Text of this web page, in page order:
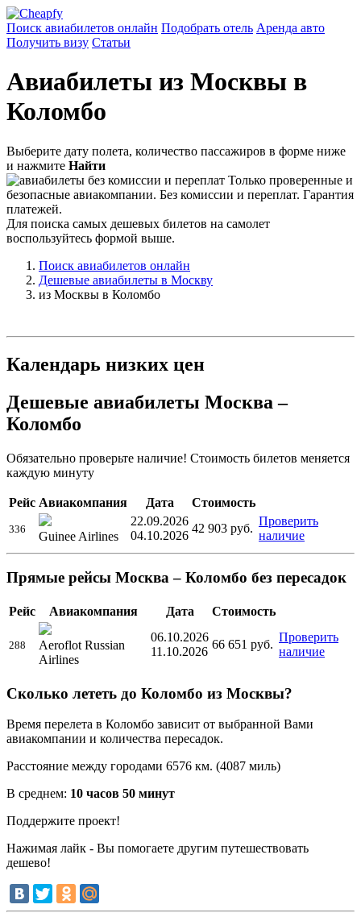
Поиск авиабилетов онлайн Подобрать отель Аренда авто
Получить визу Статьи
Авиабилеты из Москвы в
Коломбо
Выберите дату полета, количество пассажиров в форме ниже
и нажмите Найти
Только проверенные и
безопасные авиакомпании. Без комиссии и переплат. Гарантия
платежей.
Для поиска самых дешевых билетов на самолет
воспользуйтесь формой выше.
Поиск авиабилетов онлайн
Дешевые авиабилеты в Москву
из Москвы в Коломбо
Календарь низких цен
Дешевые авиабилеты Москва –
Коломбо
Обязательно проверьте наличие! Стоимость билетов меняется
каждую минуту
Рейс Авиакомпания Дата Стоимость
336
Guinee Airlines
22.09.2026
04.10.2026
42 903 руб.
Проверить
наличие
Прямые рейсы Москва – Коломбо без пересадок
Рейс Авиакомпания Дата Стоимость
288
Aeroflot Russian
Airlines
06.10.2026
11.10.2026
66 651 руб.
Проверить
наличие
Сколько лететь до Коломбо из Москвы?
Время перелета в Коломбо зависит от выбранной Вами
авиакомпании и количества пересадок.
Расстояние между городами 6576 км. (4087 миль)
В среднем: 10 часов 50 минут
Поддержите проект!
Нажимая лайк - Вы помогаете другим путешествовать
дешево!